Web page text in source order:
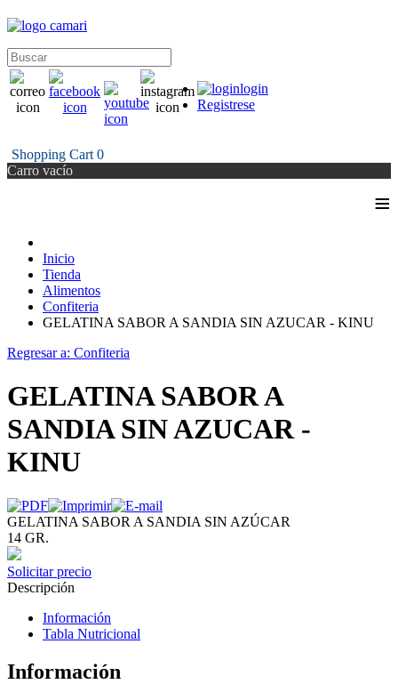
login
Registrese
Shopping Cart 0
Carro vacío
≡
Inicio
Tienda
Alimentos
Confiteria
GELATINA SABOR A SANDIA SIN AZUCAR - KINU
Regresar a: Confiteria
GELATINA SABOR A
SANDIA SIN AZUCAR -
KINU
GELATINA SABOR A SANDIA SIN AZÚCAR
14 GR.
Solicitar precio
Descripción
Información
Tabla Nutricional
Información